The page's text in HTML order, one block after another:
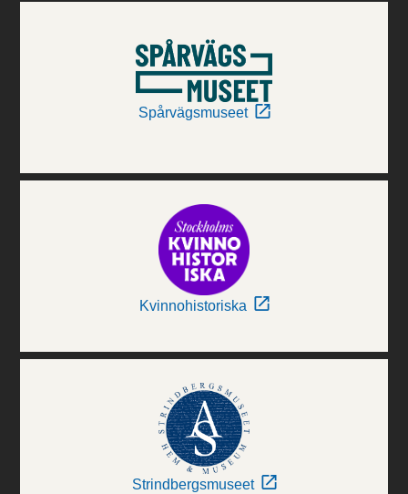
Spårvägsmuseet
Kvinnohistoriska
Strindbergsmuseet